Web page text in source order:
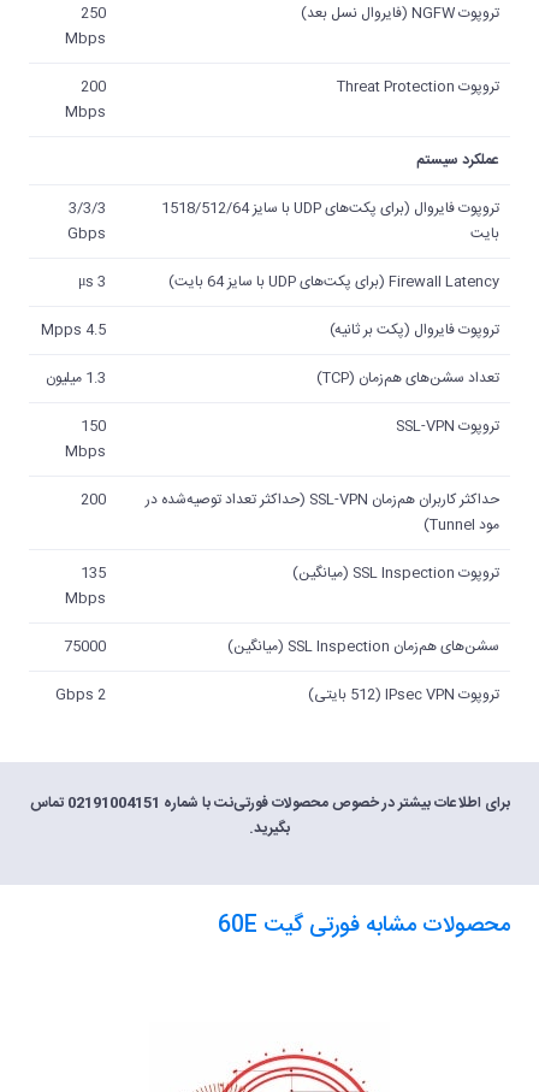
تروپوت NGFW (فایروال نسل بعد)
250
Mbps
تروپوت Threat Protection
200
Mbps
عملکرد سیستم
تروپوت فایروال (برای پکت‌های UDP با سایز 1518/512/64
بایت
3/3/3
Gbps
Firewall Latency (برای پکت‌های UDP با سایز 64 بایت)
3 μs
تروپوت فایروال (پکت بر ثانیه)
4.5 Mpps
تعداد سشن‌های هم‌زمان (TCP)
1.3 میلیون
تروپوت SSL-VPN
150
Mbps
حداکثر کاربران هم‌زمان SSL-VPN (حداکثر تعداد توصیه‌شده در
مود Tunnel)
200
تروپوت SSL Inspection (میانگین)
135
Mbps
سشن‌های هم‌زمان SSL Inspection (میانگین)
75000
تروپوت IPsec VPN (512 بایتی)
Gbps 2
برای اطلاعات بیشتر در خصوص محصولات فورتی‌نت با شماره 02191004151 تماس
بگیرید.
محصولات مشابه فورتی گیت 60E